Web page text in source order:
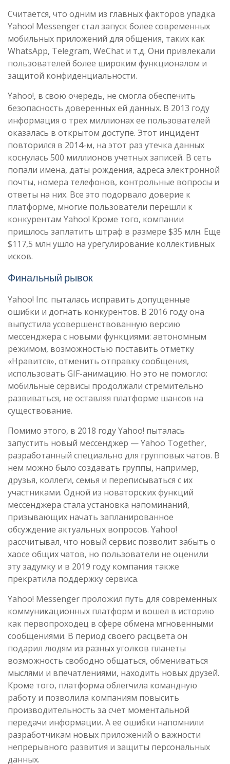
Считается, что одним из главных факторов упадка
Yahoo! Messenger стал запуск более современных
мобильных приложений для общения, таких как
WhatsApp, Telegram, WeChat и т.д. Они привлекали
пользователей более широким функционалом и
защитой конфиденциальности.
Yahoo!, в свою очередь, не смогла обеспечить
безопасность доверенных ей данных. В 2013 году
информация о трех миллионах ее пользователей
оказалась в открытом доступе. Этот инцидент
повторился в 2014-м, на этот раз утечка данных
коснулась 500 миллионов учетных записей. В сеть
попали имена, даты рождения, адреса электронной
почты, номера телефонов, контрольные вопросы и
ответы на них. Все это подорвало доверие к
платформе, многие пользователи перешли к
конкурентам Yahoo! Кроме того, компании
пришлось заплатить штраф в размере $35 млн. Еще
$117,5 млн ушло на урегулирование коллективных
исков.
Финальный рывок
Yahoo! Inc. пыталась исправить допущенные
ошибки и догнать конкурентов. В 2016 году она
выпустила усовершенствованную версию
мессенджера с новыми функциями: автономным
режимом, возможностью поставить отметку
«Нравится», отменить отправку сообщения,
использовать GIF-анимацию. Но это не помогло:
мобильные сервисы продолжали стремительно
развиваться, не оставляя платформе шансов на
существование.
Помимо этого, в 2018 году Yahoo! пыталась
запустить новый мессенджер — Yahoo Together,
разработанный специально для групповых чатов. В
нем можно было создавать группы, например,
друзья, коллеги, семья и переписываться с их
участниками. Одной из новаторских функций
мессенджера стала установка напоминаний,
призывающих начать запланированное
обсуждение актуальных вопросов. Yahoo!
рассчитывал, что новый сервис позволит забыть о
хаосе общих чатов, но пользователи не оценили
эту задумку и в 2019 году компания также
прекратила поддержку сервиса.
Yahoo! Messenger проложил путь для современных
коммуникационных платформ и вошел в историю
как первопроходец в сфере обмена мгновенными
сообщениями. В период своего расцвета он
подарил людям из разных уголков планеты
возможность свободно общаться, обмениваться
мыслями и впечатлениями, находить новых друзей.
Кроме того, платформа облегчила командную
работу и позволила компаниям повысить
производительность за счет моментальной
передачи информации. А ее ошибки напомнили
разработчикам новых приложений о важности
непрерывного развития и защиты персональных
данных.